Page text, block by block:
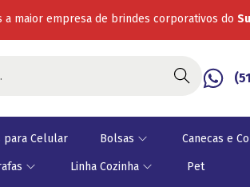
a maior empresa de brindes corporativos do
Buscar
para Celular Bolsas Canecas e
Linha Cozinha Pet